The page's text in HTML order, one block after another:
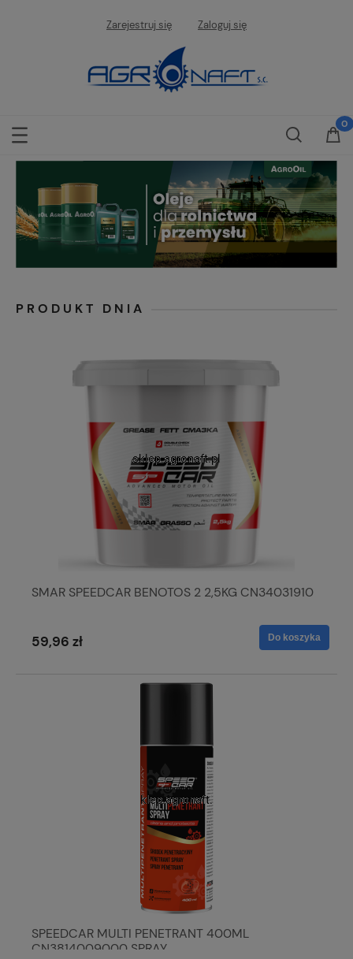
Zarejestruj się Zaloguj się
PRODUKT DNIA
SMAR SPEEDCAR BENOTOS 2 2,5KG CN34031910
59,96 zł Do koszyka
SPEEDCAR MULTI PENETRANT 400ML
CN3814009000 SPRAY